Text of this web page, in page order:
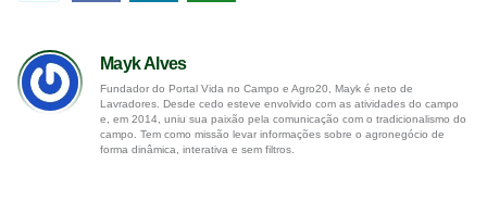
Mayk Alves
Fundador do Portal Vida no Campo e Agro20, Mayk é neto de
Lavradores. Desde cedo esteve envolvido com as atividades do campo
e, em 2014, uniu sua paixão pela comunicação com o tradicionalismo do
campo. Tem como missão levar informações sobre o agronegócio de
forma dinâmica, interativa e sem filtros.